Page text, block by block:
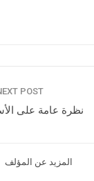
POST
نظرة عامة على
المزيد عن المؤلف